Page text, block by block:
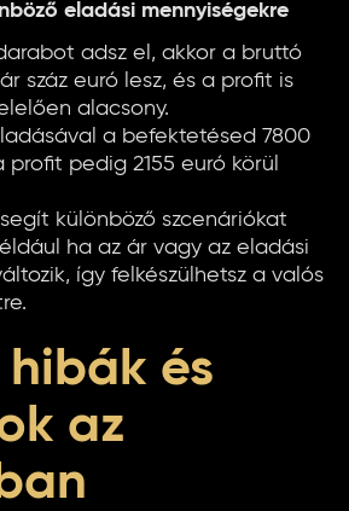
eladási mennyiségekre
adsz el, akkor a bruttó
száz euró lesz, és a profit is
alacsony.
a befektetésed 7800
profit pedig 2155 euró körül
különböző szcenáriókat
ha az ár vagy az eladási
így felkészülhetsz a valós
és
az